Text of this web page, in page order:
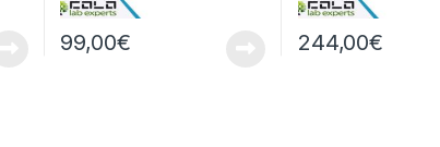
99,00€ 244,00€